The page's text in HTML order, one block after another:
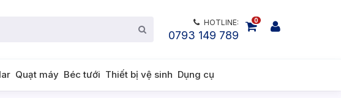
HOTLINE:
0793 149 789
0
Quạt máy Béc tưới Thiết bị vệ sinh Dụng cụ